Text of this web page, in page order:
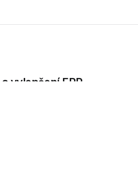
vylepšení ERP